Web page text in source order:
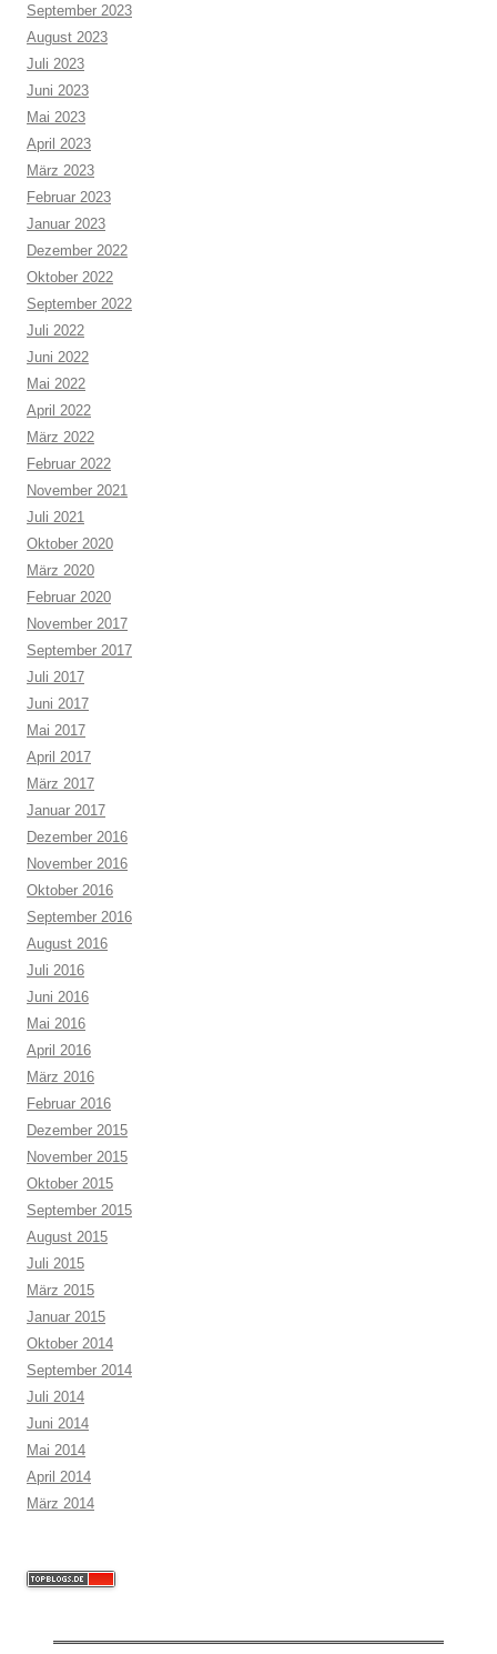
September 2023
August 2023
Juli 2023
Juni 2023
Mai 2023
April 2023
März 2023
Februar 2023
Januar 2023
Dezember 2022
Oktober 2022
September 2022
Juli 2022
Juni 2022
Mai 2022
April 2022
März 2022
Februar 2022
November 2021
Juli 2021
Oktober 2020
März 2020
Februar 2020
November 2017
September 2017
Juli 2017
Juni 2017
Mai 2017
April 2017
März 2017
Januar 2017
Dezember 2016
November 2016
Oktober 2016
September 2016
August 2016
Juli 2016
Juni 2016
Mai 2016
April 2016
März 2016
Februar 2016
Dezember 2015
November 2015
Oktober 2015
September 2015
August 2015
Juli 2015
März 2015
Januar 2015
Oktober 2014
September 2014
Juli 2014
Juni 2014
Mai 2014
April 2014
März 2014